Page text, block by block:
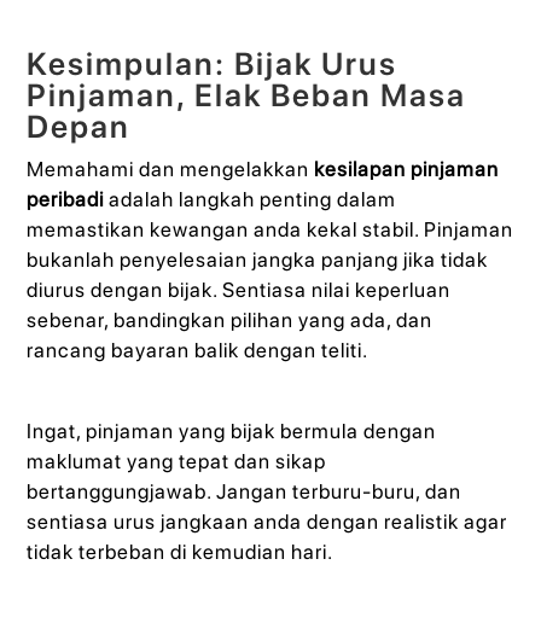
Kesimpulan: Bijak Urus
Pinjaman, Elak Beban Masa
Depan
Memahami dan mengelakkan kesilapan pinjaman
peribadi adalah langkah penting dalam
memastikan kewangan anda kekal stabil. Pinjaman
bukanlah penyelesaian jangka panjang jika tidak
diurus dengan bijak. Sentiasa nilai keperluan
sebenar, bandingkan pilihan yang ada, dan
rancang bayaran balik dengan teliti.
Ingat, pinjaman yang bijak bermula dengan
maklumat yang tepat dan sikap
bertanggungjawab. Jangan terburu-buru, dan
sentiasa urus jangkaan anda dengan realistik agar
tidak terbeban di kemudian hari.